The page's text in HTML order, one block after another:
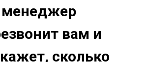
менеджер
вам и
сколько